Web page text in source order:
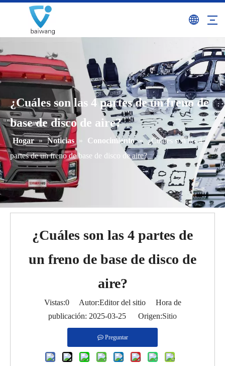
¿Cuáles son las 4 partes de un freno de
base de disco de aire?
Hogar » Noticias » Conocimiento » ¿Cuáles son las 4
partes de un freno de base de disco de aire?
¿Cuáles son las 4 partes de
un freno de base de disco de
aire?
Vistas:0Autor:Editor del sitio Hora de
publicación: 2025-03-25 Origen:Sitio
Preguntar